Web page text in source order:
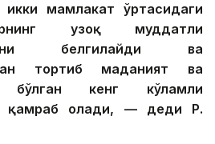
икки мамлакат ўртасидаги
узоқ муддатли
белгилайди ва
тортиб маданият ва
бўлган кенг кўламли
қамраб олади, — деди Р.